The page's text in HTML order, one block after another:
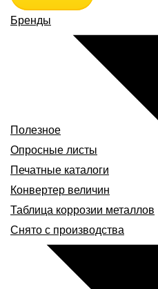
Бренды
Полезное
Опросные листы
Печатные каталоги
Конвертер величин
Таблица коррозии металлов
Снято с производства